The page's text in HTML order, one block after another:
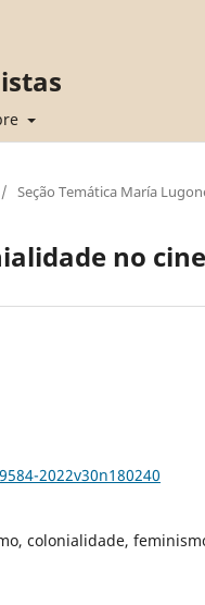
/ Seção Temática María
no
2022v30n180240
colonialidade,